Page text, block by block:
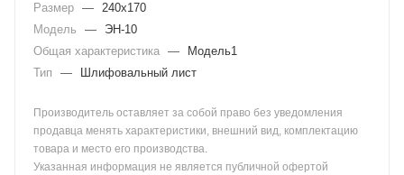
Размер — 240х170
Модель
—
ЭН-10
Общая характеристика —
Модель1
Тип
— Шлифовальный лист
Производитель оставляет за собой право без уведомления
продавца менять характеристики, внешний вид, комплектацию
товара и место его производства.
Указанная информация не является публичной офертой